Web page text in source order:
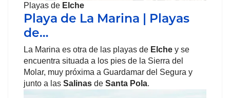
Playas de Elche
Playa de La Marina | Playas
de…
La Marina es otra de las playas de Elche y se
encuentra situada a los pies de la Sierra del
Molar, muy próxima a Guardamar del Segura y
junto a las Salinas de Santa Pola.